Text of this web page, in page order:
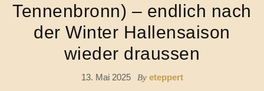
Tennenbronn) – endlich nach
der Winter Hallensaison
wieder draussen
13. Mai 2025 By eteppert